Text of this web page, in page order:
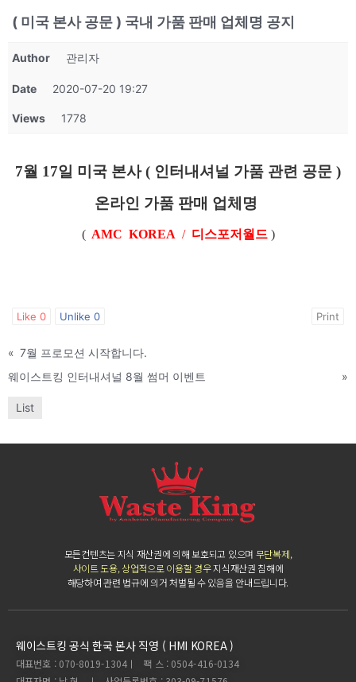
( 미국 본사 공문 ) 국내 가품 판매 업체명 공지
Author 관리자
Date 2020-07-20 19:27
Views 1778
7월 17일 미국 본사 ( 인터내셔널 가품 관련 공문 )
온라인 가품 판매 업체명
( AMC KOREA /디스포저월드)
Like 0 Unlike 0 Print
« 7월 프로모션 시작합니다.
웨이스트킹 인터내셔널 8월 썸머 이벤트
»
List
모든컨텐츠는 지식 재산권에 의해 보호되고 있으며 무단복제,
사이트 도용, 상업적으로 이용할 경우지식재산권 침해에
해당하여 관련 법규에 의거 처벌될 수 있음을 안내드립니다.
웨이스트킹 공식 한국 본사 직영 ( HMI KOREA )
대표번호 : 070-8019-1304ㅣ 팩 스 : 0504-416-0134